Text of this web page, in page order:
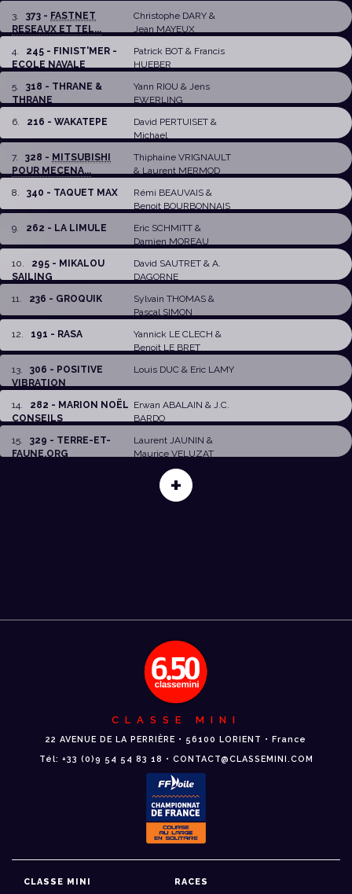
3
373 - FASTNET
RESEAUX ET TEL...
Christophe DARY&
Jean MAYEUX
4
245 - FINIST'MER -
ECOLE NAVALE
Patrick BOT& Francis
HUEBER
5
318 - THRANE &
THRANE
Yann RIOU & Jens
EWERLING
6
216 - WAKATEPE
David PERTUISET &
Michael
7. 328 - MITSUBISHI
POUR MECENA...
Thiphaine VRIGNAULT
& Laurent MERMOD
8
340 - TAQUET MAX Rémi BEAUVAIS&
Benoit BOURBONNAIS
9
262 - LA LIMULE Eric SCHMITT&
Damien MOREAU
10
295 - MIKALOU
SAILING
David SAUTRET& A.
DAGORNE
11
236 - GROQUIK Sylvain THOMAS&
Pascal SIMON
12
191 - RASA Yannick LE CLECH &
Benoit LE BRET
13
306 - POSITIVE
VIBRATION
Louis DUC& Eric LAMY
14
282 - MARION NOËL
CONSEILS
Erwan ABALAIN & J.C.
BARDO
15
329 - TERRE-ET-
FAUNE.ORG
Laurent JAUNIN &
Maurice VELUZAT
+
CLASSE MINI
22 AVENUE DE LA PERRIÈRE • 56100 LORIENT • France
Tél: +33 (0)9 54 54 83 18 • CONTACT@CLASSEMINI.COM
CLASSE MINI RACES